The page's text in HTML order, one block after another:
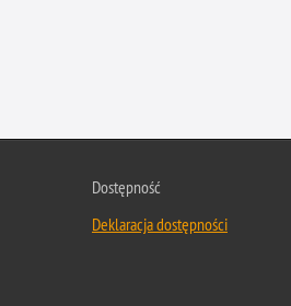
Dostępność
Deklaracja dostępności